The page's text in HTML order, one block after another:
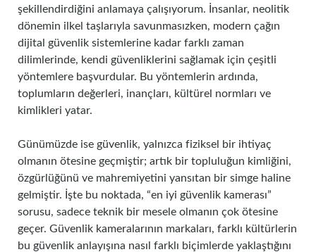
şekillendirdiğini anlamaya çalışıyorum. İnsanlar, neolitik
dönemin ilkel taşlarıyla savunmasızken, modern çağın
dijital güvenlik sistemlerine kadar farklı zaman
dilimlerinde, kendi güvenliklerini sağlamak için çeşitli
yöntemlere başvurdular. Bu yöntemlerin ardında,
toplumların değerleri, inançları, kültürel normları ve
kimlikleri yatar.
Günümüzde ise güvenlik, yalnızca fiziksel bir ihtiyaç
olmanın ötesine geçmiştir; artık bir topluluğun kimliğini,
özgürlüğünü ve mahremiyetini yansıtan bir simge haline
gelmiştir. İşte bu noktada, “en iyi güvenlik kamerası”
sorusu, sadece teknik bir mesele olmanın çok ötesine
geçer. Güvenlik kameralarının markaları, farklı kültürlerin
bu güvenlik anlayışına nasıl farklı biçimlerde yaklaştığını